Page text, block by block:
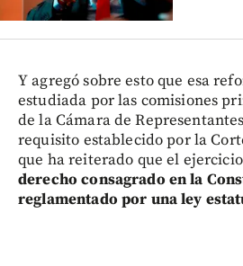
Y agregó sobre esto que esa
estudiada por las comisiones
de la Cámara de
requisito establecido por la
que ha reiterado que el
derecho consagrado en la
reglamentado por una ley